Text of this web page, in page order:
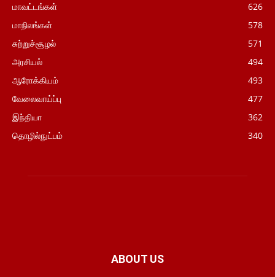
மாவட்டங்கள்
626
மாநிலங்கள்
578
சுற்றுச்சூழல்
571
அரசியல்
494
ஆரோக்கியம்
493
வேலைவாய்ப்பு
477
இந்தியா
362
தொழில்நுட்பம்
340
ABOUT US